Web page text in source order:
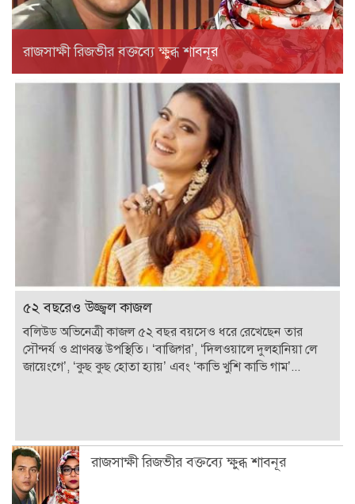
রাজসাক্ষী রিজভীর বক্তব্যে ক্ষুব্ধ শাবনূর
৫২ বছরেও উজ্জ্বল কাজল
বলিউড অভিনেত্রী কাজল ৫২ বছর বয়সেও ধরে রেখেছেন তার
সৌন্দর্য ও প্রাণবন্ত উপস্থিতি। ‘বাজিগর’, ‘দিলওয়ালে দুলহানিয়া লে
জায়েংগে’, ‘কুছ কুছ হোতা হ্যায়’ এবং ‘কাভি খুশি কাভি গাম’...
রাজসাক্ষী রিজভীর বক্তব্যে ক্ষুব্ধ শাবনূর